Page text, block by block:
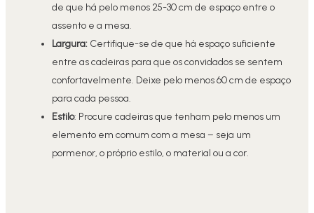
de que há pelo menos 25-30 cm de espaço entre o
assento e a mesa.
Largura:Certifique-se de que há espaço suficiente
entre as cadeiras para que os convidados se sentem
confortavelmente. Deixe pelo menos 60 cm de espaço
para cada pessoa.
Estilo: Procure cadeiras que tenham pelo menos um
elemento em comum com a mesa – seja um
pormenor, o próprio estilo, o material ou a cor.